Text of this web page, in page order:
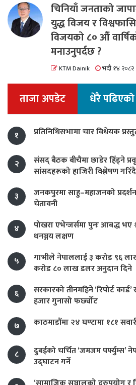
चिनियाँ जनताको
युद्ध विजय र
विजयको ८० औं
मनाउनुपर्दछ ?
KTM Dainik भदौ १४ २०८२
ताजा अपडेट धेरै पढिएको
१ प्रतिनिधिसभामा चार विधेयक
२
संसद् बैठक बीचैमा छाडेर हिँड्ने
सांसदहरूको हाजिरी विश्लेषण गरिँदै
३
जनकपुरमा साहु–महाजनको
चेतावनी
४
पोखरा एभेन्जर्समा पुनः आबद्ध भए
धनञ्जय लक्षण
५
गाभीले नेपाललाई ३ करोड ९६
करोड ८० लाख डलर अनुदान दिने
६
सरकारको तीनमहिने ‘रिपोर्ट
हजार गुनासो फर्छ्योट
७
काठमाडौंमा २४ घण्टामा १८१
८
दुबईको चर्चित ‘जमजम पर्फ्युम्स’
उद्घाटन गर्ने